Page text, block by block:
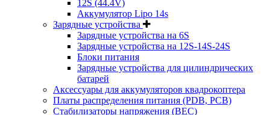
12S (44.4V)
Аккумулятор Lipo 14s
Зарядные устройства
Зарядные устройства на 6S
Зарядные устройства на 12S-14S-24S
Блоки питания
Зарядные устройства для цилиндрических
батарей
Аксессуары для аккумуляторов квадрокоптера
Платы распределения питания (PDB, PCB)
Стабилизаторы напряжения (BEC)